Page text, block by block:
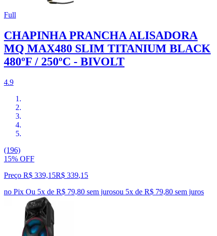
Full
CHAPINHA PRANCHA ALISADORA
MQ MAX480 SLIM TITANIUM BLACK
480ºF / 250ºC - BIVOLT
4.9
(196)
15% OFF
Preço R$ 339,15R$ 339,15
no Pix Ou 5x de R$ 79,80 sem jurosou 5x de R$ 79,80 sem juros